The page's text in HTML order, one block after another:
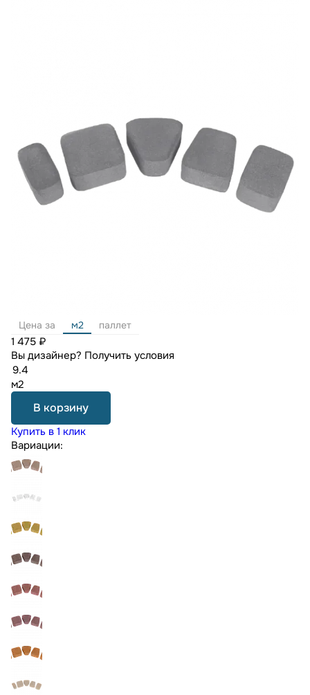
Цена за м2 паллет
1 475 ₽
Вы дизайнер? Получить условия
м2
В корзину
Купить в 1 клик
Вариации: